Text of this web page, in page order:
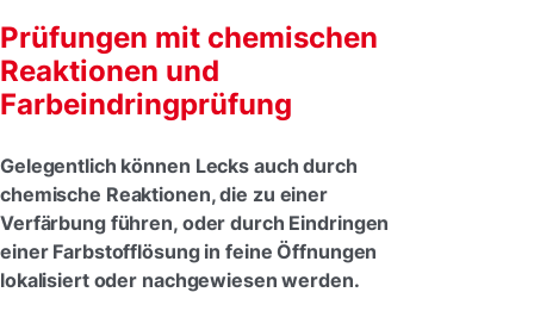
Prüfungen mit chemischen
Reaktionen und
Farbeindringprüfung
Gelegentlich können Lecks auch durch
chemische Reaktionen, die zu einer
Verfärbung führen, oder durch Eindringen
einer Farbstofflösung in feine Öffnungen
lokalisiert oder nachgewiesen werden.